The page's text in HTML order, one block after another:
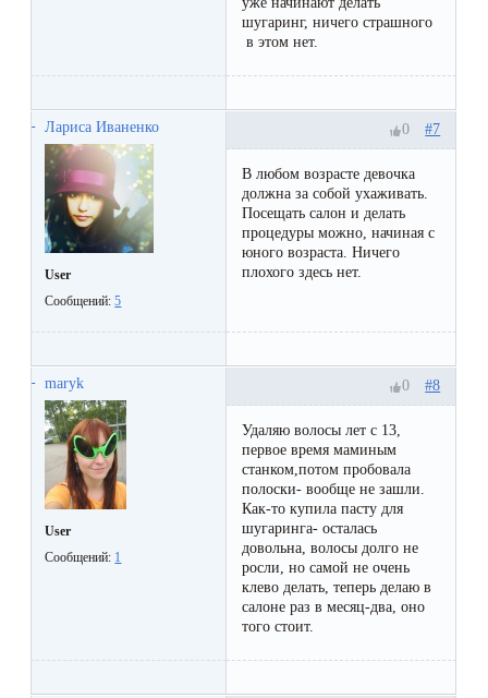
депиляции
Эпиляция
или
депиляция?
шугаринг, ничего страшного
в этом нет.
Лариса Иваненко
User
Сообщений:5
#7
0
В любом возрасте девочка
должна за собой ухаживать.
Посещать салон и делать
процедуры можно, начиная с
юного возраста. Ничего
плохого здесь нет.
maryk
User
Сообщений: 1
#8
0
Удаляю волосы лет с 13,
первое время маминым
станком,потом пробовала
полоски- вообще не зашли.
Как-то купила пасту для
шугаринга- осталась
довольна, волосы долго не
росли, но самой не очень
клево делать, теперь делаю в
салоне раз в месяц-два, оно
того стоит.